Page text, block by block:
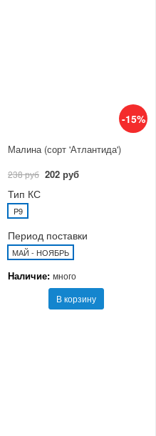
-15%
Малина (сорт 'Атлантида')
238 руб 202 руб
Тип КС
P9
Период поставки
МАЙ - НОЯБРЬ
Наличие: много
В корзину